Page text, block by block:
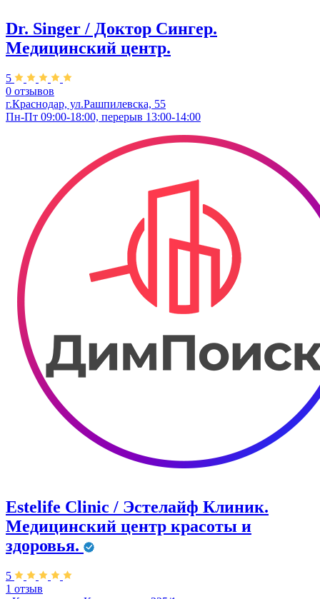
Dr. Singer / Доктор Сингер.
Медицинский центр.
5
0 отзывов
г.Краснодар, ул.Рашпилевска, 55
Пн-Пт 09:00-18:00, перерыв 13:00-14:00
Estelife Clinic / Эстелайф Клиник.
Медицинский центр красоты и
здоровья.
5
1 отзыв